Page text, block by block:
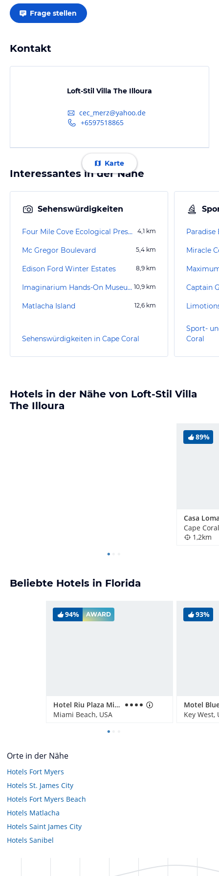
Frage stellen
Kontakt
Loft-Stil Villa The Illoura
cec_merz@yahoo.de
+6597518865
Karte
Interessantes in der Nähe
Sehenswürdigkeiten
Four Mile Cove Ecological Preserve 4,1 km
Mc Gregor Boulevard 5,4 km
Edison Ford Winter Estates 8,9 km
Imaginarium Hands-On Museum and Aquarium 10,9 km
Matlacha Island 12,6 km
Sehenswürdigkeiten in Cape Coral
Paradise
Miracle
Sport-
Coral
Hotels in der Nähe von Loft-Stil Villa
The Illoura
89%
Cape
1,2km
Beliebte Hotels in Florida
94% AWARD
Hotel Riu Plaza Miami Beach
Miami Beach, USA
93%
Motel
Key West,
Orte in der Nähe
Hotels Fort Myers
Hotels St. James City
Hotels Fort Myers Beach
Hotels Matlacha
Hotels Saint James City
Hotels Sanibel